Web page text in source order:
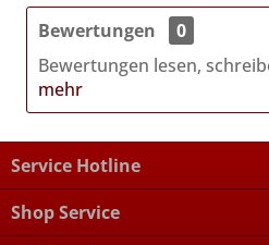
Bewertungen
0
Bewertungen lesen,
mehr
Service Hotline
Shop Service